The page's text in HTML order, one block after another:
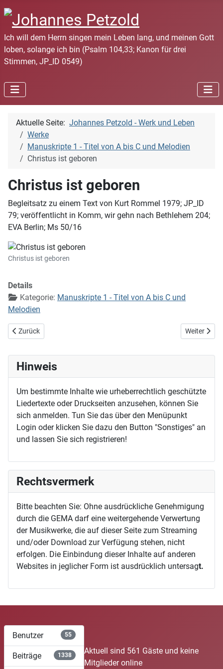
Ich will dem Herrn singen mein Leben lang, und meinen Gott
loben, solange ich bin (Psalm 104,33; Kanon für drei
Stimmen, JP_ID 0549)
Aktuelle Seite: Johannes Petzold - Werk und Leben
Werke
Manuskripte 1 - Titel von A bis C und Melodien
Christus ist geboren
Christus ist geboren
Begleitsatz zu einem Text von Kurt Rommel 1979; JP_ID
79; veröffentlicht in Komm, wir gehn nach Bethlehem 204;
EVA Berlin; Ms 50/16
Christus ist geboren
Details
Kategorie: Manuskripte 1 - Titel von A bis C und
Melodien
Vorheriger Beitrag: Christus ist auferstanden
Zurück Nächster
Weiter
Hinweis
Um bestimmte Inhalte wie urheberrechtlich geschützte
Liedertexte oder Druckseiten anzusehen, können Sie
sich anmelden. Tun Sie das über den Menüpunkt
Login oder klicken Sie dazu den Button "Sonstiges" an
und lassen Sie sich registrieren!
Rechtsvermerk
Bitte beachten Sie: Ohne ausdrückliche Genehmigung
durch die GEMA darf eine weitergehende Verwertung
der Musikwerke, die auf dieser Seite zum Streaming
und/oder Download zur Verfügung stehen, nicht
erfolgen. Die Einbindung dieser Inhalte auf anderen
Websites in jeglicher Form ist ausdrücklich untersagt.
Benutzer 55
Beiträge 1338
Aktuell sind 561 Gäste und keine
Mitglieder online